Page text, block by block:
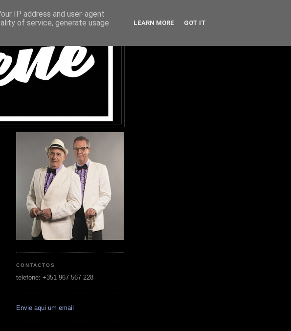
CONTACTOS
telefone: +351 967 567 228
Envie aqui um email
IP address and user-agent
of service, generate usage
LEARN MORE GOT IT